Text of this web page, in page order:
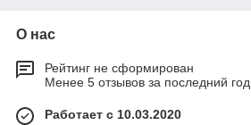
О нас
Рейтинг не сформирован
Менее 5 отзывов за последний год
Работает с 10.03.2020